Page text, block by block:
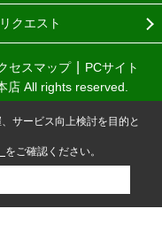
クエスト
セスマップ
PCサイト
All rights reserved.
サービス向上検討を目的と
をご確認ください。